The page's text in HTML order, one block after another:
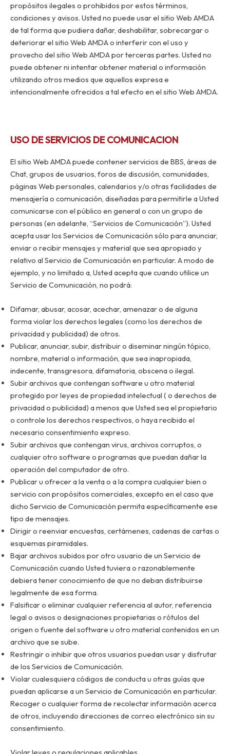
propósitos ilegales o prohibidos por estos términos,
condiciones y avisos. Usted no puede usar el sitio Web AMDA
de tal forma que pudiera dañar, deshabilitar, sobrecargar o
deteriorar el sitio Web AMDA o interferir con el uso y
provecho del sitio Web AMDA por terceras partes. Usted no
puede obtener ni intentar obtener material o información
utilizando otros medios que aquellos expresa e
intencionalmente ofrecidos a tal efecto en el sitio Web AMDA.
USO DE SERVICIOS DE COMUNICACION
El sitio Web AMDA puede contener servicios de BBS, áreas de
Chat, grupos de usuarios, foros de discusión, comunidades,
páginas Web personales, calendarios y/o otras facilidades de
mensajería o comunicación, diseñadas para permitirle a Usted
comunicarse con el público en general o con un grupo de
personas (en adelante, “Servicios de Comunicación”). Usted
acepta usar los Servicios de Comunicación sólo para anunciar,
enviar o recibir mensajes y material que sea apropiado y
relativo al Servicio de Comunicación en particular. A modo de
ejemplo, y no limitado a, Usted acepta que cuando utilice un
Servicio de Comunicación, no podrá:
Difamar, abusar, acosar, acechar, amenazar o de alguna
forma violar los derechos legales (como los derechos de
privacidad y publicidad) de otros.
Publicar, anunciar, subir, distribuir o diseminar ningún tópico,
nombre, material o información, que sea inapropiada,
indecente, transgresora, difamatoria, obscena o ilegal.
Subir archivos que contengan software u otro material
protegido por leyes de propiedad intelectual ( o derechos de
privacidad o publicidad) a menos que Usted sea el propietario
o controle los derechos respectivos, o haya recibido el
necesario consentimiento expreso.
Subir archivos que contengan virus, archivos corruptos, o
cualquier otro software o programas que puedan dañar la
operación del computador de otro.
Publicar u ofrecer a la venta o a la compra cualquier bien o
servicio con propósitos comerciales, excepto en el caso que
dicho Servicio de Comunicación permita específicamente ese
tipo de mensajes.
Dirigir o reenviar encuestas, certámenes, cadenas de cartas o
esquemas piramidales.
Bajar archivos subidos por otro usuario de un Servicio de
Comunicación cuando Usted tuviera o razonablemente
debiera tener conocimiento de que no deban distribuirse
legalmente de esa forma.
Falsificar o eliminar cualquier referencia al autor, referencia
legal o avisos o designaciones propietarias o rótulos del
origen o fuente del software u otro material contenidos en un
archivo que se sube.
Restringir o inhibir que otros usuarios puedan usar y disfrutar
de los Servicios de Comunicación.
Violar cualesquiera códigos de conducta u otras guías que
puedan aplicarse a un Servicio de Comunicación en particular.
Recoger o cualquier forma de recolectar información acerca
de otros, incluyendo direcciones de correo electrónico sin su
consentimiento.